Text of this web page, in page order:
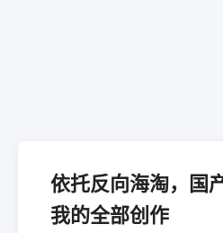
依托反向海淘，国
我的全部创作